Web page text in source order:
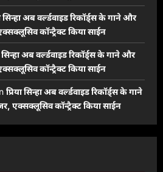
सिन्हा अब वर्ल्डवाइड रिकॉर्ड्स के गाने और
कॉन्ट्रैक्ट किया साईन
सिन्हा अब वर्ल्डवाइड रिकॉर्ड्स के गाने और
कॉन्ट्रैक्ट किया साईन
प्रिया सिन्हा अब वर्ल्डवाइड रिकॉर्ड्स के गाने
एक्सक्लूसिव कॉन्ट्रैक्ट किया साईन